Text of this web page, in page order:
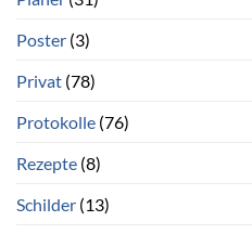
Poster (3)
Privat (78)
Protokolle (76)
Rezepte (8)
Schilder (13)